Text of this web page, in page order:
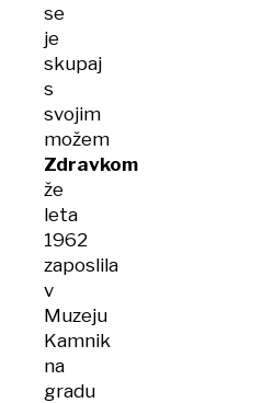
se
je
skupaj
s
svojim
možem
Zdravkom
že
leta
1962
zaposlila
v
Muzeju
Kamnik
na
gradu